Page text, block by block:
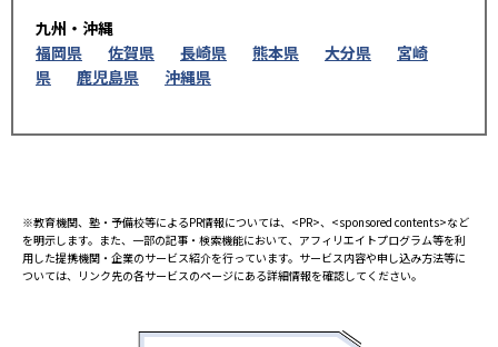
九州・沖縄
福岡県
佐賀県 長崎県 熊本県 大分県
宮崎
県
鹿児島県 沖縄県
※教育機関、塾・予備校等によるPR情報については、<PR>、<sponsored contents>など
を明示します。また、一部の記事・検索機能において、アフィリエイトプログラム等を利
用した提携機関・企業のサービス紹介を行っています。サービス内容や申し込み方法等に
ついては、リンク先の各サービスのページにある詳細情報を確認してください。